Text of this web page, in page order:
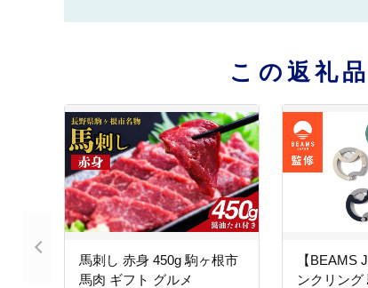
この返礼
馬刺し 赤身 450g 駒ヶ根市
馬肉 ギフト グルメ
【BEAMS
ンクリング